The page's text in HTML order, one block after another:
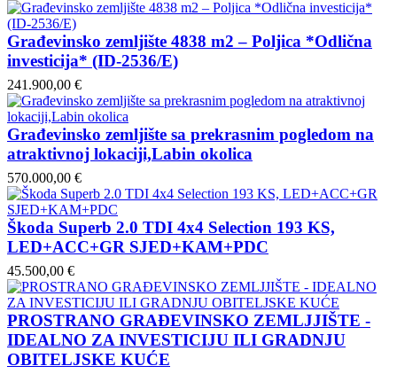
Građevinsko zemljište 4838 m2 – Poljica *Odlična
investicija* (ID-2536/E)
241.900,00 €
Građevinsko zemljište sa prekrasnim pogledom na
atraktivnoj lokaciji,Labin okolica
570.000,00 €
Škoda Superb 2.0 TDI 4x4 Selection 193 KS,
LED+ACC+GR SJED+KAM+PDC
45.500,00 €
PROSTRANO GRAĐEVINSKO ZEMLJJIŠTE -
IDEALNO ZA INVESTICIJU ILI GRADNJU
OBITELJSKE KUĆE